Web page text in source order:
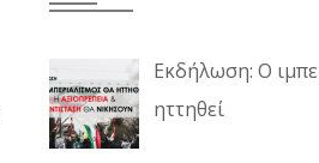
Εκδήλωση: Ο
ηττηθεί